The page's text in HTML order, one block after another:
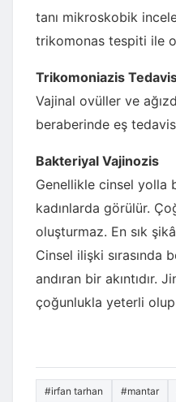
tanı mikroskobik
trikomonas tespiti ile
Trikomoniazis
Vajinal ovüller ve
beraberinde eş
Bakteriyal Vajinozis
Genellikle cinsel yolla
kadınlarda görülür.
oluşturmaz. En sık
Cinsel ilişki sırasında
andıran bir akıntıdır.
çoğunlukla yeterli
#irfan tarhan #mantar